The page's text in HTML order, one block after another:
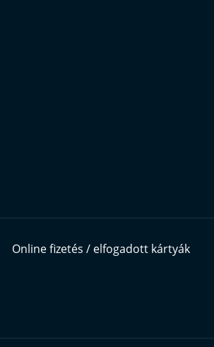
Online fizetés / elfogadott kártyák